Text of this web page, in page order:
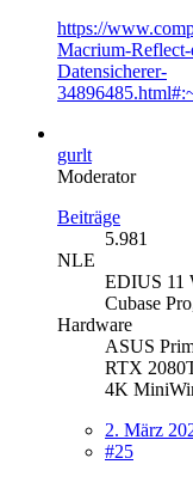
https://
Macrium-
Datensicherer-
gurlt
Moderator
Beiträge
5.981
NLE
EDIUS 11
Cubase
Hardware
ASUS
RTX
4K
2. März
#25